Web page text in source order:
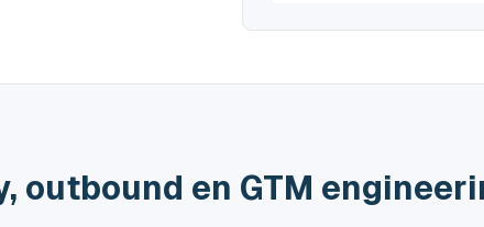
outbound en GTM